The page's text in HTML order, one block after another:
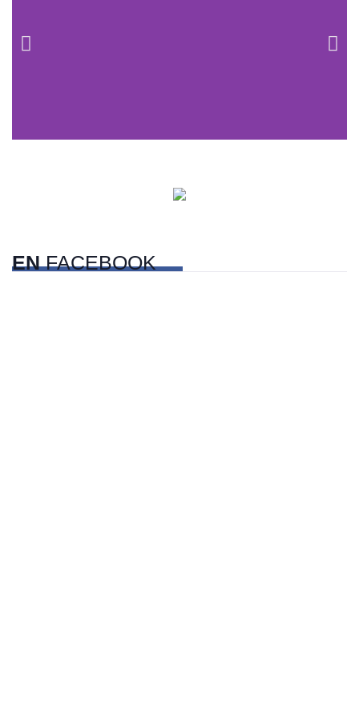
PetFriendly en la CDMX
ENFACEBOOK